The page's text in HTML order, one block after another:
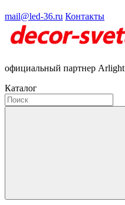
mail@led-36.ru Контакты
официальный партнер Arlight
Каталог